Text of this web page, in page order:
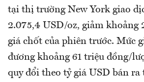
tại thị trường New York giao
2.075,4 USD/oz, giảm khoảng
giá chốt của phiên trước. Mức
đương khoảng 61 triệu đồng/
quy đổi theo tỷ giá USD bán ra